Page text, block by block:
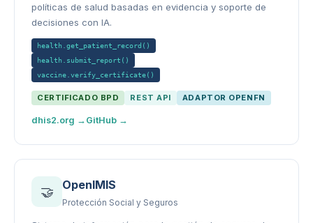
políticas de salud basadas en evidencia y soporte de
decisiones con IA.
health.get_patient_record()
health.submit_report()
vaccine.verify_certificate()
CERTIFICADO BPD REST API ADAPTOR OPENFN
dhis2.org → GitHub →
🤝 OpenIMIS
Protección Social y Seguros